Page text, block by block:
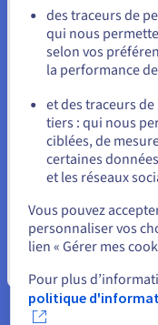
Collaboration
améliorées
DevSecOps
partage des
éliminant les
du développement,
Cela permet une
résolution plus
plus cohérente du
favorise la
Allez sur le site
Rester sur le site
Sélectionner un
des traceurs de
qui nous
selon vos
la performance
et des traceurs
tiers : qui nous
ciblées, de
certaines
et les réseaux
Vous pouvez
personnaliser vos
lien « Gérer mes
Pour plus
politique